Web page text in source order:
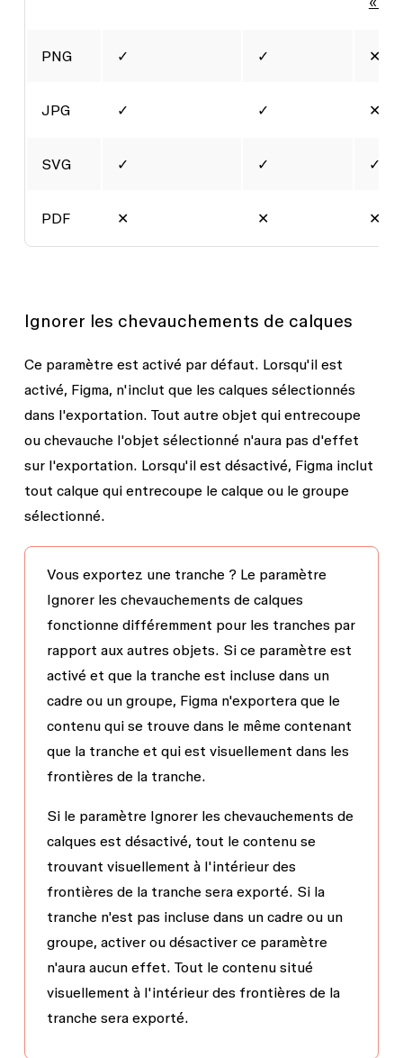
PNG ✓ ✓ ✕
JPG ✓ ✓ ✕
SVG ✓ ✓ ✓
PDF ✕ ✕ ✕
Ignorer les chevauchements de calques
Ce paramètre est activé par défaut. Lorsqu'il est
activé, Figma, n'inclut que les calques sélectionnés
dans l'exportation. Tout autre objet qui entrecoupe
ou chevauche l'objet sélectionné n'aura pas d'effet
sur l'exportation. Lorsqu'il est désactivé, Figma inclut
tout calque qui entrecoupe le calque ou le groupe
sélectionné.
Vous exportez une tranche ? Le paramètre
Ignorer les chevauchements de calques
fonctionne différemment pour les tranches par
rapport aux autres objets. Si ce paramètre est
activé et que la tranche est incluse dans un
cadre ou un groupe, Figma n'exportera que le
contenu qui se trouve dans le même contenant
que la tranche et qui est visuellement dans les
frontières de la tranche.
Si le paramètre Ignorer les chevauchements de
calquesest désactivé, tout le contenu se
trouvant visuellement à l'intérieur des
frontières de la tranche sera exporté. Si la
tranche n'est pas incluse dans un cadre ou un
groupe, activer ou désactiver ce paramètre
n'aura aucun effet. Tout le contenu situé
visuellement à l'intérieur des frontières de la
tranche sera exporté.